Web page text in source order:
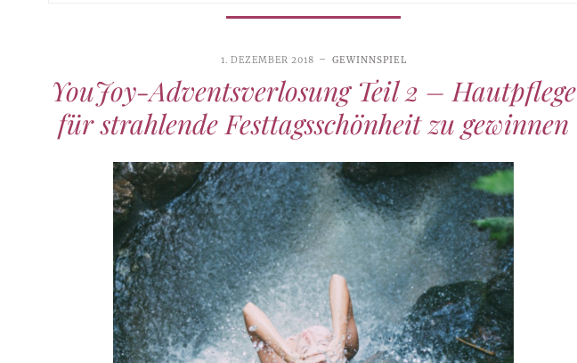
1. DEZEMBER 2018 GEWINNSPIEL
YouJoy-Adventsverlosung Teil 2 – Hautpflege
für strahlende Festtagsschönheit zu gewinnen